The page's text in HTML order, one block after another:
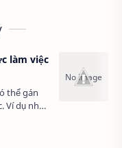
làm việc
thể gán
Ví dụ như
nhìn tạo